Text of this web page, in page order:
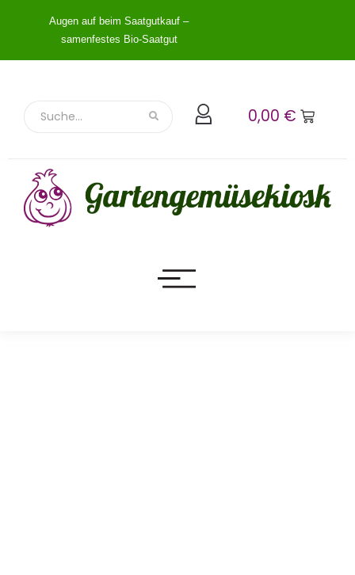
Augen auf beim Saatgutkauf –
samenfestes Bio-Saatgut
0,00 €